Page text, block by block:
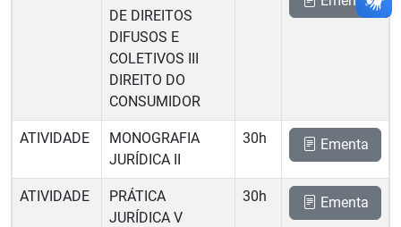
DE DIREITOS
DIFUSOS E
COLETIVOS III 
DIREITO DO
CONSUMIDOR
ATIVIDADE
MONOGRAFIA
JURÍDICA II
30h Ementa
ATIVIDADE
PRÁTICA
JURÍDICA V 
30h Ementa